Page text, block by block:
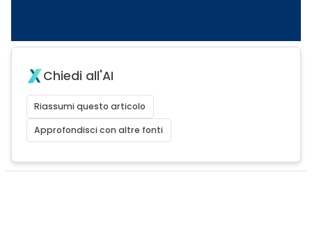
Chiedi all'AI
Riassumi questo articolo
Approfondisci con altre fonti